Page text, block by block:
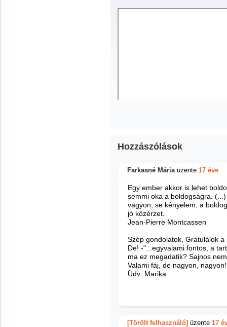
Hozzászólások
Farkasné Máriaüzente 17 éve
Egy ember akkor is lehet
semmi oka a boldogságra.
vagyon, se kényelem, a
jó közérzet.
Jean-Pierre Montcassen
Szép gondolatok, Gratulálok a
De! -"...egyvalami fontos, a
ma ez megadatik? Sajnos
Valami fáj, de nagyon, nagyon!
Üdv: Marika
[Törölt felhasználó] üzente 17